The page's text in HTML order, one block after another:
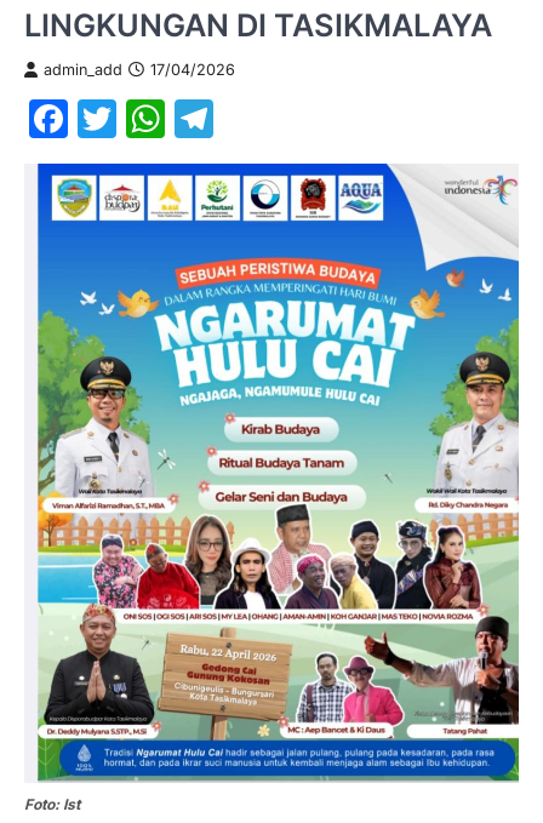
LINGKUNGAN DI TASIKMALAYA
admin_add 17/04/2026
Facebook
TwitterWhatsApp
Foto: Ist